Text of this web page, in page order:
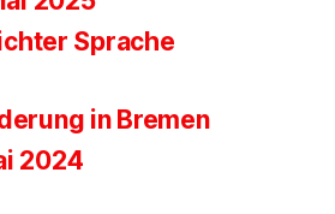
Sprache
in Bremen
2024